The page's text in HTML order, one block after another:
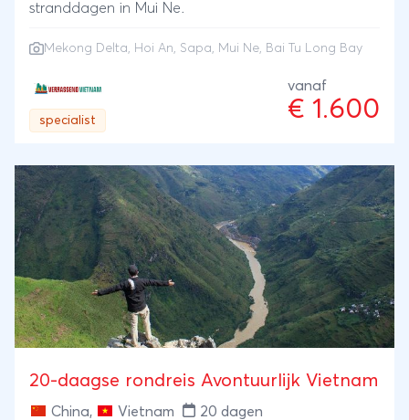
stranddagen in Mui Ne.
Mekong Delta, Hoi An, Sapa, Mui Ne, Bai Tu Long Bay
specialist
vanaf
€ 1.600
20-daagse rondreis Avontuurlijk Vietnam
China, Vietnam
20 dagen